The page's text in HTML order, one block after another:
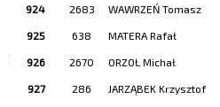
924 2683 WAWRZEŃ Tomasz
925 638 MATERA Rafał
926 2670 ORZOŁ Michał
927 286 JARZĄBEK Krzysztof